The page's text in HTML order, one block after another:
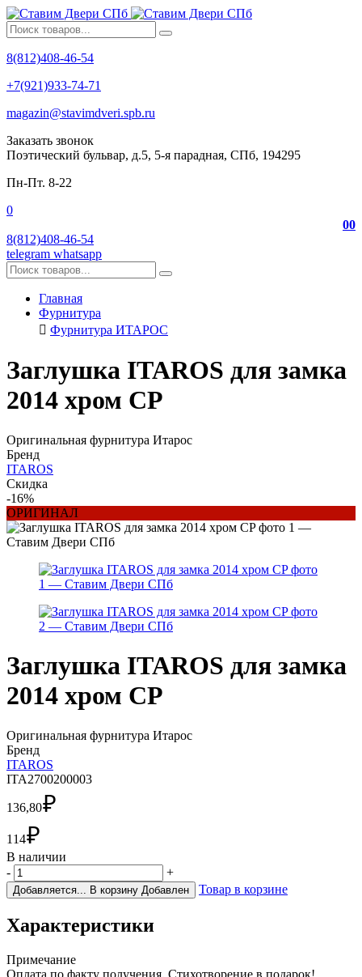
8(812)408-46-54
+7(921)933-74-71
magazin@stavimdveri.spb.ru
Заказать звонок
Поэтический бульвар, д.5, 5-я парадная, СПб, 194295
Пн-Пт. 8-22
0
00
8(812)408-46-54
telegram whatsapp
Главная
Фурнитура
Фурнитура ИТАРОС
Заглушка ITAROS для замка
2014 хром CP
Оригинальная фурнитура Итарос
Бренд
ITAROS
Скидка
-16%
ОРИГИНАЛ
Заглушка ITAROS для замка
2014 хром CP
Оригинальная фурнитура Итарос
Бренд
ITAROS
ITA2700200003
136,80₽
114₽
В наличии
-
+
Добавляется... В корзину Добавлен Товар в корзине
Характеристики
Примечание
Оплата по факту получения. Стихотворение в подарок!